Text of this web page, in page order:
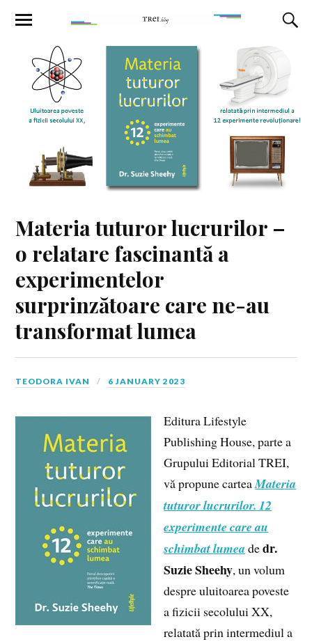
Materia tuturor lucrurilor –
o relatare fascinantă a
experimentelor
surprinzătoare care ne-au
transformat lumea
TEODORA IVAN 6 JANUARY 2023
Editura Lifestyle
Publishing House, parte a
Grupului Editorial TREI,
vă propune carteaMateria
tuturor lucrurilor. 12
experimente care au
schimbat lumea dedr.
Suzie Sheehy, un volum
despre uluitoarea poveste
a fizicii secolului XX,
relatată prin intermediul a